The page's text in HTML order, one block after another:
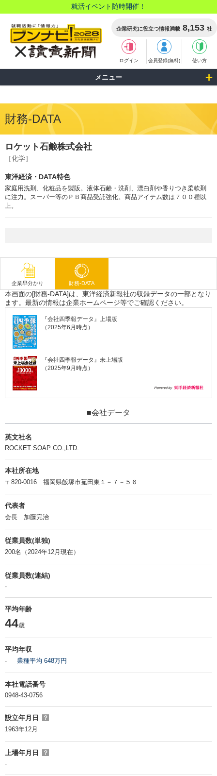
就活イベント随時開催！
企業研究に役立つ情報満載 8,153 社
ログイン 会員登録(無料) 使い方
メニュー
財務-DATA
ロケット石鹸株式会社
［化学］
東洋経済・DATA特色
家庭用洗剤、化粧品を製販。液体石鹸・洗剤、漂白剤や香りつき柔軟剤
に注力。スーパー等のＰＢ商品受託強化。商品アイテム数は７００種以
上。
企業早分かり 財務-DATA
本画面の[財務-DATA]は、東洋経済新報社の収録データの一部となり
ます。最新の情報は企業ホームページ等でご確認ください。
『会社四季報データ』上場版
（2025年6月時点）
『会社四季報データ』未上場版
（2025年9月時点）
■会社データ
英文社名
ROCKET SOAP CO.,LTD.
本社所在地
〒820-0016 福岡県飯塚市菰田東１－７－５６
代表者
会長 加藤完治
従業員数(単独)
200名（2024年12月現在）
従業員数(連結)
-
平均年齢
44歳
平均年収
- 業種平均 648万円
本社電話番号
0948-43-0756
設立年月日 ？
1963年12月
上場年月日 ？
-